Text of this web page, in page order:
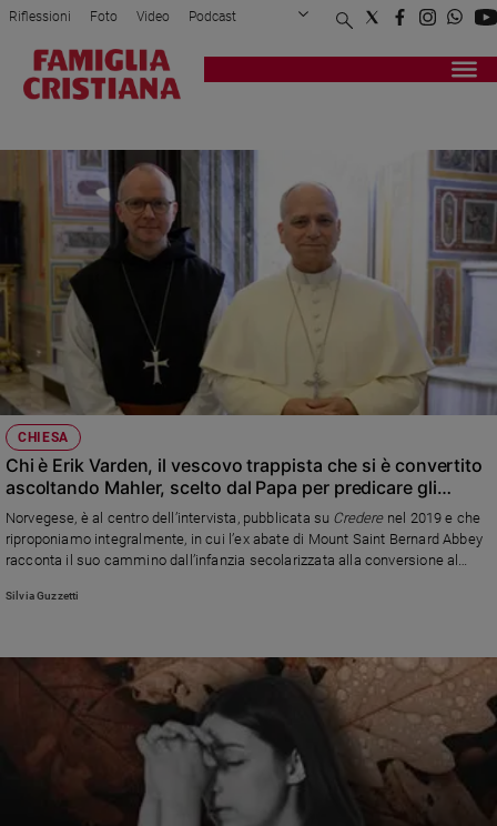
Attualità
Mondo
Economia
Legalità
giustizia
Interviste
Papa
Papa
Chiesa
Chiesa
e
Santi
Riflessioni Foto Video Podcast
Privacy Policy Chi siamo
Registrati Redazione
CHIESA
Chi è Erik Varden, il vescovo trappista che si è convertito
ascoltando Mahler, scelto dal Papa per predicare gli
Esercizi spirituali di Quaresima
Norvegese, è al centro dell’intervista, pubblicata su Crederenel 2019 e che
riproponiamo integralmente, in cui l’ex abate di Mount Saint Bernard Abbey
racconta il suo cammino dall’infanzia secolarizzata alla conversione al
Silvia Guzzetti